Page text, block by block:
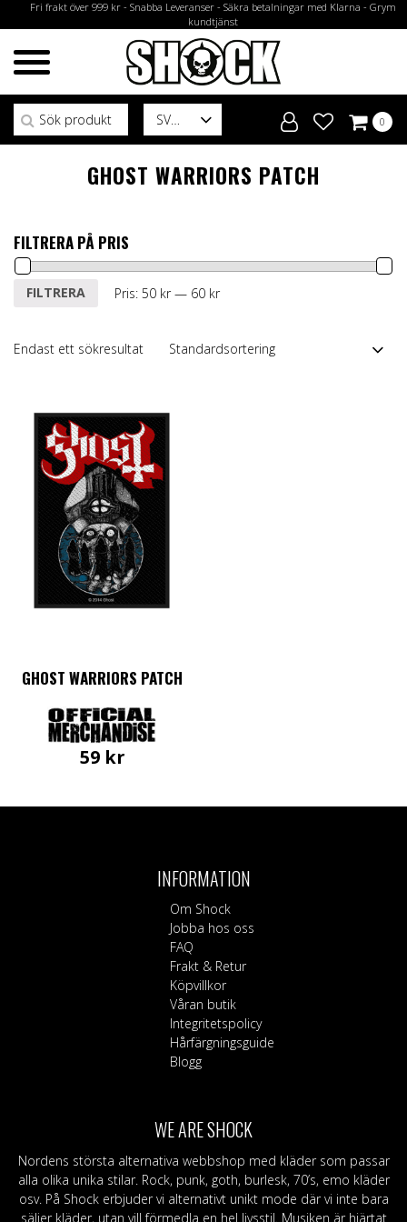
Fri frakt över 999 kr - Snabba Leveranser - Säkra betalningar med Klarna - Grym
kundtjänst
SV
Sök efter:
0
GHOST WARRIORS PATCH
FILTRERA PÅ PRIS
Min
MaxFILTRERA Pris: 50 kr— 60 kr
Endast ett sökresultat
GHOST WARRIORS PATCH
59 kr
INFORMATION
Om Shock
Jobba hos oss
FAQ
Frakt & Retur
Köpvillkor
Våran butik
Integritetspolicy
Hårfärgningsguide
Blogg
WE ARE SHOCK
Nordens största alternativa webbshop med kläder som passar
alla olika unika stilar. Rock, punk, goth, burlesk, 70’s, emo kläder
osv. På Shock erbjuder vi alternativt unikt mode där vi inte bara
säljer kläder, utan vill förmedla en hel livsstil. Musiken är hjärtat